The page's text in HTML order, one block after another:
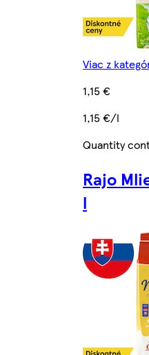
Viac z
1,15 €
1,15 €/l
Quantity
Rajo
l